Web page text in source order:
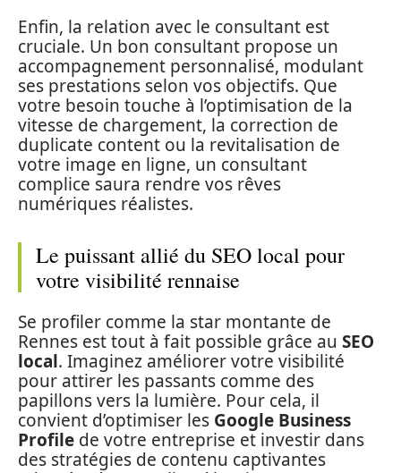
Enfin, la relation avec le consultant est
cruciale. Un bon consultant propose un
accompagnement personnalisé, modulant
ses prestations selon vos objectifs. Que
votre besoin touche à l’optimisation de la
vitesse de chargement, la correction de
duplicate content ou la revitalisation de
votre image en ligne, un consultant
complice saura rendre vos rêves
numériques réalistes.
Le puissant allié du SEO local pour
votre visibilité rennaise
Se profiler comme la star montante de
Rennes est tout à fait possible grâce au SEO
local. Imaginez améliorer votre visibilité
pour attirer les passants comme des
papillons vers la lumière. Pour cela, il
convient d’optimiser les Google Business
Profile de votre entreprise et investir dans
des stratégies de contenu captivantes